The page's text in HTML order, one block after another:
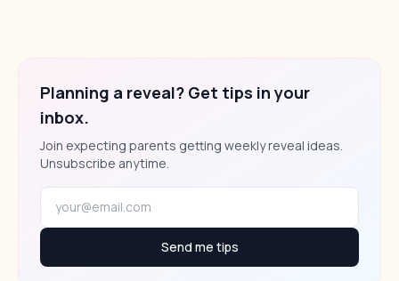
Planning a reveal? Get tips in your
inbox.
Join expecting parents getting weekly reveal ideas.
Unsubscribe anytime.
Send me tips